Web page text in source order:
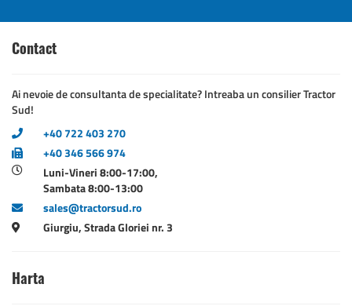
Contact
Ai nevoie de consultanta de specialitate? Intreaba un consilier Tractor
Sud!
+40 722 403 270
+40 346 566 974
Luni-Vineri 8:00-17:00,
Sambata 8:00-13:00
sales@tractorsud.ro
Giurgiu, Strada Gloriei nr. 3
Harta